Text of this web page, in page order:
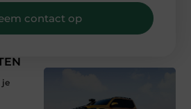
je
contact op